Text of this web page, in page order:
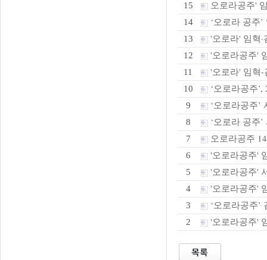
15 오로라공주'
14 ‘오로라 공주
13 '오로라' 임혁
12 '오로라공주'
11 '오로라' 임혁-
10 ‘오로라공주
9 ‘오로라공주’
8 ‘오로라 공주
7 오로라공주
6 '오로라공주'
5 '오로라공주'
4 '오로라공주'
3 ‘오로라공주
2 '오로라공주'